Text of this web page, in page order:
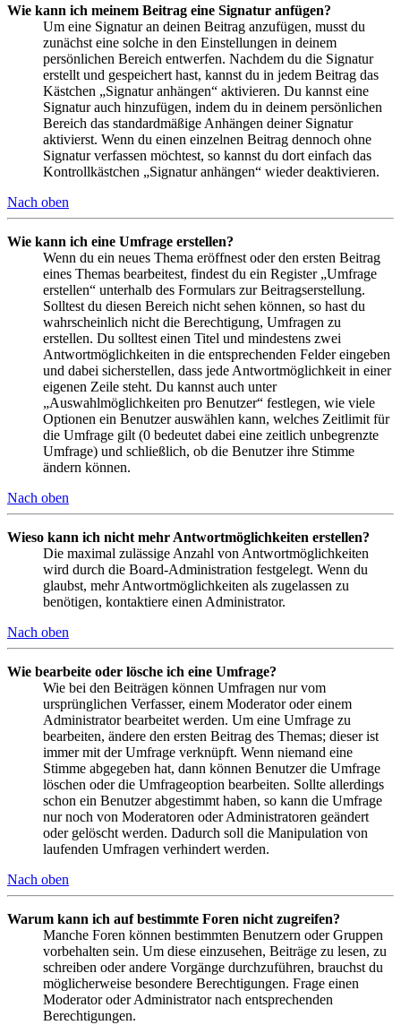
Wie kann ich meinem Beitrag eine Signatur anfügen?
Um eine Signatur an deinen Beitrag anzufügen, musst du
zunächst eine solche in den Einstellungen in deinem
persönlichen Bereich entwerfen. Nachdem du die Signatur
erstellt und gespeichert hast, kannst du in jedem Beitrag das
Kästchen „Signatur anhängen“ aktivieren. Du kannst eine
Signatur auch hinzufügen, indem du in deinem persönlichen
Bereich das standardmäßige Anhängen deiner Signatur
aktivierst. Wenn du einen einzelnen Beitrag dennoch ohne
Signatur verfassen möchtest, so kannst du dort einfach das
Kontrollkästchen „Signatur anhängen“ wieder deaktivieren.
Nach oben
Wie kann ich eine Umfrage erstellen?
Wenn du ein neues Thema eröffnest oder den ersten Beitrag
eines Themas bearbeitest, findest du ein Register „Umfrage
erstellen“ unterhalb des Formulars zur Beitragserstellung.
Solltest du diesen Bereich nicht sehen können, so hast du
wahrscheinlich nicht die Berechtigung, Umfragen zu
erstellen. Du solltest einen Titel und mindestens zwei
Antwortmöglichkeiten in die entsprechenden Felder eingeben
und dabei sicherstellen, dass jede Antwortmöglichkeit in einer
eigenen Zeile steht. Du kannst auch unter
„Auswahlmöglichkeiten pro Benutzer“ festlegen, wie viele
Optionen ein Benutzer auswählen kann, welches Zeitlimit für
die Umfrage gilt (0 bedeutet dabei eine zeitlich unbegrenzte
Umfrage) und schließlich, ob die Benutzer ihre Stimme
ändern können.
Nach oben
Wieso kann ich nicht mehr Antwortmöglichkeiten erstellen?
Die maximal zulässige Anzahl von Antwortmöglichkeiten
wird durch die Board-Administration festgelegt. Wenn du
glaubst, mehr Antwortmöglichkeiten als zugelassen zu
benötigen, kontaktiere einen Administrator.
Nach oben
Wie bearbeite oder lösche ich eine Umfrage?
Wie bei den Beiträgen können Umfragen nur vom
ursprünglichen Verfasser, einem Moderator oder einem
Administrator bearbeitet werden. Um eine Umfrage zu
bearbeiten, ändere den ersten Beitrag des Themas; dieser ist
immer mit der Umfrage verknüpft. Wenn niemand eine
Stimme abgegeben hat, dann können Benutzer die Umfrage
löschen oder die Umfrageoption bearbeiten. Sollte allerdings
schon ein Benutzer abgestimmt haben, so kann die Umfrage
nur noch von Moderatoren oder Administratoren geändert
oder gelöscht werden. Dadurch soll die Manipulation von
laufenden Umfragen verhindert werden.
Nach oben
Warum kann ich auf bestimmte Foren nicht zugreifen?
Manche Foren können bestimmten Benutzern oder Gruppen
vorbehalten sein. Um diese einzusehen, Beiträge zu lesen, zu
schreiben oder andere Vorgänge durchzuführen, brauchst du
möglicherweise besondere Berechtigungen. Frage einen
Moderator oder Administrator nach entsprechenden
Berechtigungen.